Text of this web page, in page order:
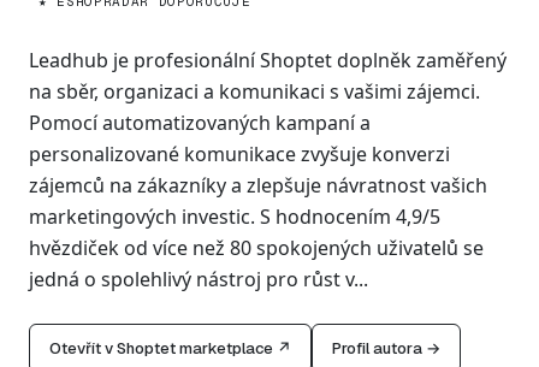
Leadhub je profesionální Shoptet doplněk zaměřený
na sběr, organizaci a komunikaci s vašimi zájemci.
Pomocí automatizovaných kampaní a
personalizované komunikace zvyšuje konverzi
zájemců na zákazníky a zlepšuje návratnost vašich
marketingových investic. S hodnocením 4,9/5
hvězdiček od více než 80 spokojených uživatelů se
jedná o spolehlivý nástroj pro růst v...
Otevřít v Shoptet marketplace ↗ Profil autora →